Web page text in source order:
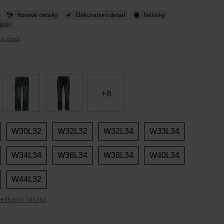
Kovové detaily Dekorativní detail
Nášivky
zboží
+8
W30L32 W32L32 W32L34 W33L34
W34L34 W36L34 W38L34 W40L34
W44L32
tabulka